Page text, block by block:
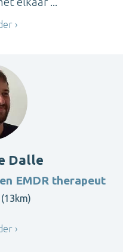
Dalle
EMDR therapeut